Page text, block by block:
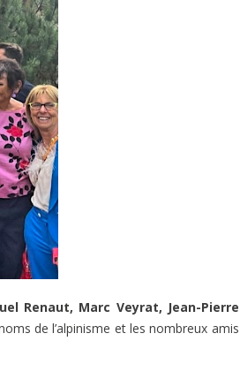
Renaut, Marc Veyrat, Jean-Pierre
de l’alpinisme et les nombreux amis